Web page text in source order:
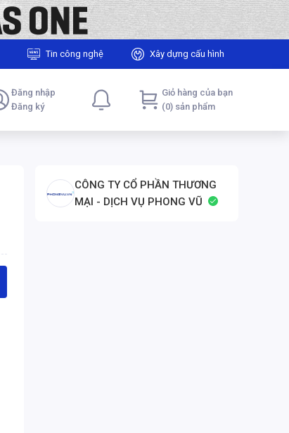
Tin công nghệ Xây dựng cấu hình
Đăng nhập
Đăng ký
Giỏ hàng của bạn
(0) sản phẩm
CÔNG TY CỔ PHẦN THƯƠNG
MẠI - DỊCH VỤ PHONG VŨ